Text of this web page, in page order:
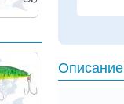
Описание